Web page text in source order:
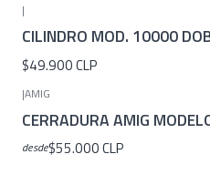
|
CILINDRO MOD. 10000
$49.900 CLP
|AMIG
CERRADURA AMIG
desde$55.000 CLP